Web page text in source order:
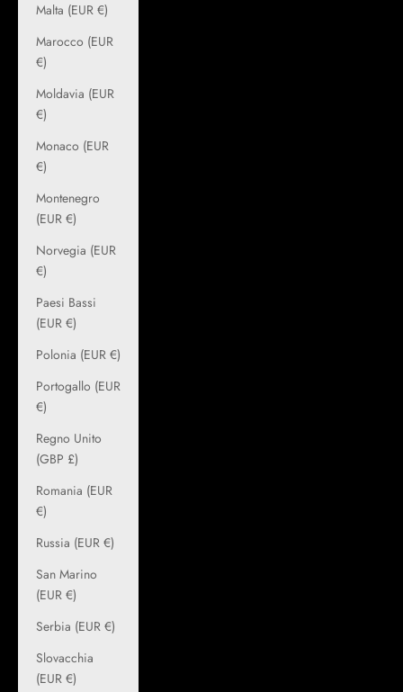
Malta (EUR €)
Marocco (EUR
€)
Moldavia (EUR
€)
Monaco (EUR
€)
Montenegro
(EUR €)
Norvegia (EUR
€)
Paesi Bassi
(EUR €)
Polonia (EUR €)
Portogallo (EUR
€)
Regno Unito
(GBP £)
Romania (EUR
€)
Russia (EUR €)
San Marino
(EUR €)
Serbia (EUR €)
Slovacchia
(EUR €)